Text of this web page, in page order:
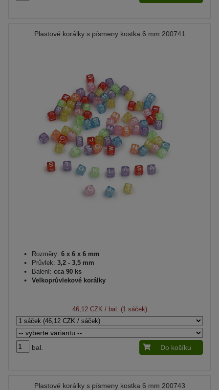
Plastové korálky s písmeny kostka 6 mm 200741
Rozměry: 6 x 6 x 6 mm
Průvlek: 3,2 - 3,5 mm
Balení: cca 90 ks
Velkoprůvlekové korálky
46,12 CZK / bal. (1 sáček)
bal. Do košíku
Plastové korálky s písmeny kostka 6 mm 200743